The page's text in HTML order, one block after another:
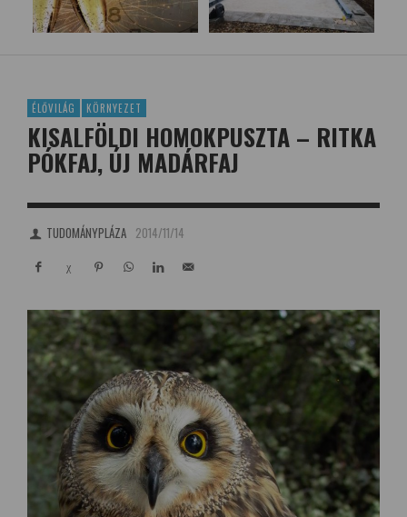
ÉLŐVILÁG KÖRNYEZET
KISALFÖLDI HOMOKPUSZTA – RITKA
PÓKFAJ, ÚJ MADÁRFAJ
TUDOMÁNYPLÁZA 2014/11/14